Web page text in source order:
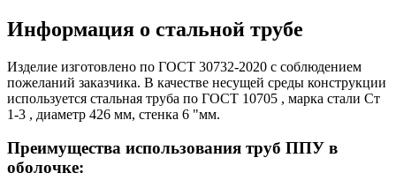
Информация о стальной трубе
Изделие изготовлено по ГОСТ 30732-2020 с соблюдением
пожеланий заказчика. В качестве несущей среды конструкции
используется стальная труба по ГОСТ 10705 , марка стали Ст
1-3 , диаметр 426 мм, стенка 6 "мм.
Преимущества использования труб ППУ в
оболочке: